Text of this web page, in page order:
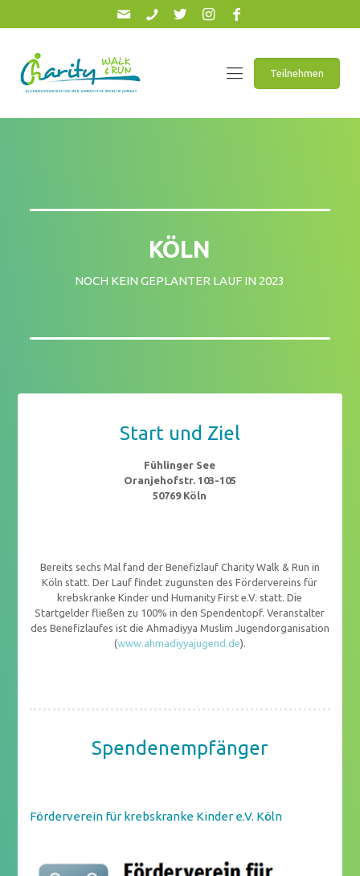
Teilnehmen
KÖLN
NOCH KEIN GEPLANTER LAUF IN 2023
Start und Ziel
Fühlinger See
Oranjehofstr. 103-105
50769 Köln
Bereits sechs Mal fand der Benefizlauf Charity Walk & Run in
Köln statt. Der Lauf findet zugunsten des Fördervereins für
krebskranke Kinder und Humanity First e.V. statt. Die
Startgelder fließen zu 100% in den Spendentopf. Veranstalter
des Benefizlaufes ist die Ahmadiyya Muslim Jugendorganisation
(www.ahmadiyyajugend.de).
Spendenempfänger
Förderverein für krebskranke Kinder e.V. Köln